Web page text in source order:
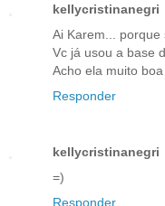
kellycristinanegri
Ai Karem... porque
Vc já usou a base
Acho ela muito boa
Responder
kellycristinanegri
=)
Responder